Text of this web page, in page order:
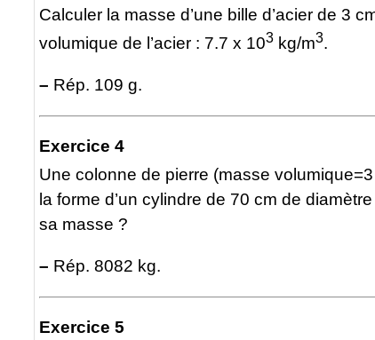
Calculer la masse d’une bille d’acier de 3
volumique de l’acier : 7.7 x 103 kg/m3.
– Rép. 109 g.
Exercice 4
Une colonne de pierre (masse
la forme d’un cylindre de 70 cm de
sa masse ?
– Rép. 8082 kg.
Exercice 5